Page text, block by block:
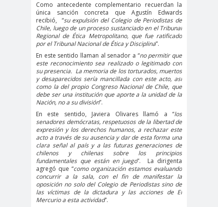
abusos
laborales
Academia de Humanismo
Cristiano
activismo
digital
actos de
violencia
Acuerdo por la
paz
Acuerdo por la Paz y
Nueva
Acuerdo por la Paz y Nueva
Constitución
ADN
adultos
mayores
Afganistá
n
AFUCA
P
agresió
n
agresión
Como antecedente complementario recuerdan la
única sanción concreta que Agustín Edwards
recibió,
“su expulsión del Colegio de Periodistas de
Chile, luego de un proceso sustanciado en el Tribunal
Regional de Ética Metropolitano, que fue ratificado
por el Tribunal Nacional de Ética y Disciplina”.
En este sentido llaman al senador a “no permitir que
este reconocimiento sea realizado o legitimado con
su presencia. La memoria de los torturados, muertos
y desaparecidos sería mancillada con este acto, así
como la del propio Congreso Nacional de Chile, que
debe ser una institución que aporte a la unidad de la
Nación, no a su división”.
En este sentido, Javiera Olivares llamó a “los
senadores demócratas, respetuosos de la libertad de
expresión y los derechos humanos, a rechazar este
acto a través de su ausencia y dar de esta forma una
clara señal al país y a las futuras generaciones de
chilenos y chilenas sobre los principios
fundamentales que están en juego”.
La dirigenta
agregó que “como organización estamos evaluando
concurrir a la sala, con el fin de manifestar la
oposición no solo del Colegio de Periodistas sino de
las víctimas de la dictadura y las acciones de El
Mercurio a esta actividad”.